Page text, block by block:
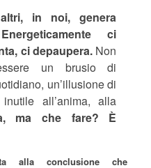
in noi, genera
ci
ci depaupera.Non
un brusio di
un’illusione di
all’anima, alla
ma che fare? È
alla conclusione che